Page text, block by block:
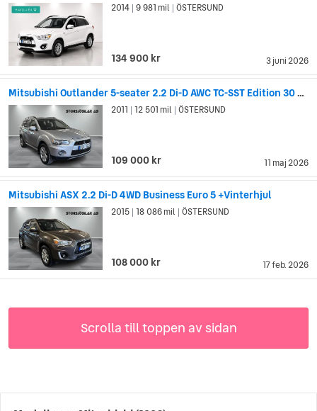
3 juni 2026
2014 9 981 mil ÖSTERSUND
134 900 kr
Mitsubishi Outlander 5-seater 2.2 Di-D AWC TC-SST Edition 30 Euro 5
11 maj 2026
2011 12 501 mil ÖSTERSUND
109 000 kr
Mitsubishi ASX 2.2 Di-D 4WD Business Euro 5 +Vinterhjul
17 feb. 2026
2015 18 086 mil ÖSTERSUND
108 000 kr
Scrolla till toppen av sidan